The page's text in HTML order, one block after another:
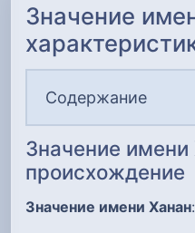
Значение
Содержание
Значение имени
происхождение
Значение имени Ханан